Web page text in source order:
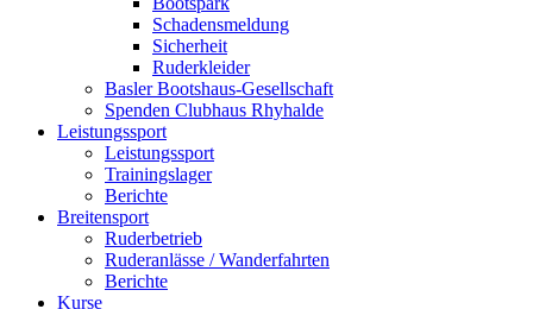
Schadensmeldung
Sicherheit
Ruderkleider
Basler Bootshaus-Gesellschaft
Spenden Clubhaus Rhyhalde
Leistungssport
Leistungssport
Trainingslager
Berichte
Breitensport
Ruderbetrieb
Ruderanlässe / Wanderfahrten
Berichte
Kurse